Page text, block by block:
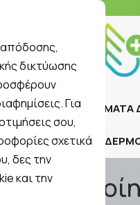
ΠΑΙΔΙ ΣΥΜΠΛΗΡΩΜΑΤΑ
δικτύωσης
Για
σου,
σχετικά
δες την
και την